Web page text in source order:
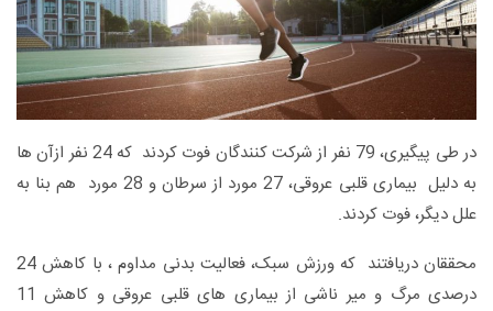
در طی پیگیری، 79 نفر از شرکت کنندگان فوت کردند که 24 نفر ازآن ها
به دلیل بیماری قلبی عروقی، 27 مورد از سرطان و 28 مورد هم بنا به
علل دیگر، فوت کردند.
محققان دریافتند که ورزش سبک، فعالیت بدنی مداوم ، با کاهش 24
درصدی مرگ و میر ناشی از بیماری های قلبی عروقی و کاهش 11